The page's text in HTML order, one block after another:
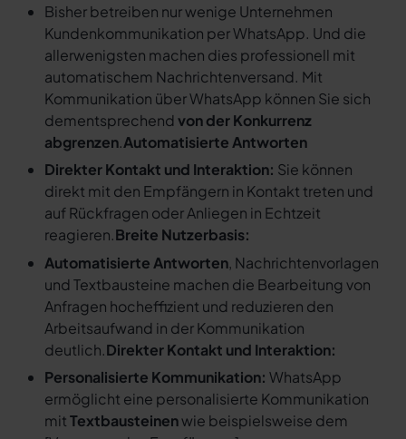
Bisher betreiben nur wenige Unternehmen
Kundenkommunikation per WhatsApp. Und die
allerwenigsten machen dies professionell mit
automatischem Nachrichtenversand. Mit
Kommunikation über WhatsApp können Sie sich
dementsprechendvon der Konkurrenz
abgrenzen.Automatisierte Antworten
Direkter Kontakt und Interaktion: Sie können
direkt mit den Empfängern in Kontakt treten und
auf Rückfragen oder Anliegen in Echtzeit
reagieren.Breite Nutzerbasis:
Automatisierte Antworten, Nachrichtenvorlagen
und Textbausteine machen die Bearbeitung von
Anfragen hocheffizient und reduzieren den
Arbeitsaufwand in der Kommunikation
deutlich.Direkter Kontakt und Interaktion:
Personalisierte Kommunikation: WhatsApp
ermöglicht eine personalisierte Kommunikation
mitTextbausteinenwie beispielsweise dem